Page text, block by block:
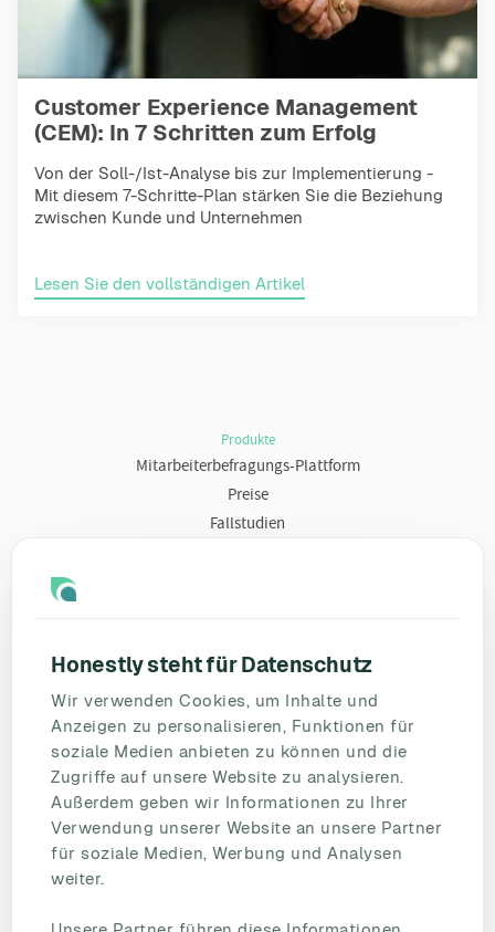
Honestly steht für Datenschutz
Wir verwenden Cookies, um Inhalte und
Anzeigen zu personalisieren, Funktionen für
soziale Medien anbieten zu können und die
Zugriffe auf unsere Website zu analysieren.
Außerdem geben wir Informationen zu Ihrer
Verwendung unserer Website an unsere Partner
für soziale Medien, Werbung und Analysen
weiter.
Customer Experience Management
(CEM): In 7 Schritten zum Erfolg
Von der Soll-/Ist-Analyse bis zur Implementierung -
Mit diesem 7-Schritte-Plan stärken Sie die Beziehung
zwischen Kunde und Unternehmen
Lesen Sie den vollständigen Artikel
Produkte
Mitarbeiterbefragungs-Plattform
Preise
Fallstudien
Umfragevorlagen
Mitarbeiterbefragung
Mitarbeiterzufriedenheit
eNPS
Employee Engagement
Status Page
Unternehmen